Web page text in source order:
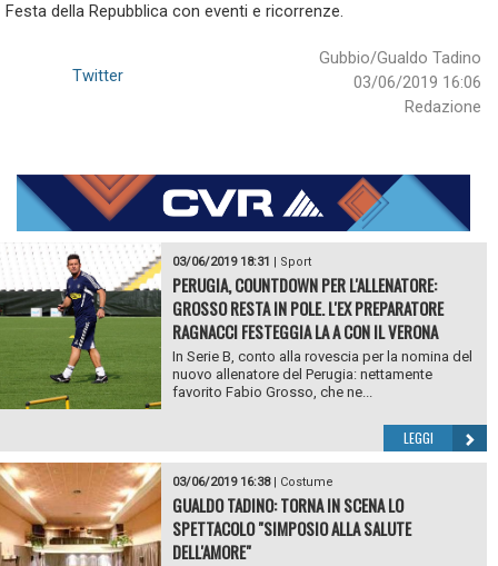
Festa della Repubblica con eventi e ricorrenze.
Gubbio/Gualdo Tadino
03/06/2019 16:06
Redazione
Twitter
03/06/2019 18:31 Sport
PERUGIA, COUNTDOWN PER L'ALLENATORE:
GROSSO RESTA IN POLE. L'EX PREPARATORE
RAGNACCI FESTEGGIA LA A CON IL VERONA
In Serie B, conto alla rovescia per la nomina del
nuovo allenatore del Perugia: nettamente
favorito Fabio Grosso, che ne...
LEGGI
03/06/2019 16:38| Costume
GUALDO TADINO: TORNA IN SCENA LO
SPETTACOLO "SIMPOSIO ALLA SALUTE
DELL'AMORE"